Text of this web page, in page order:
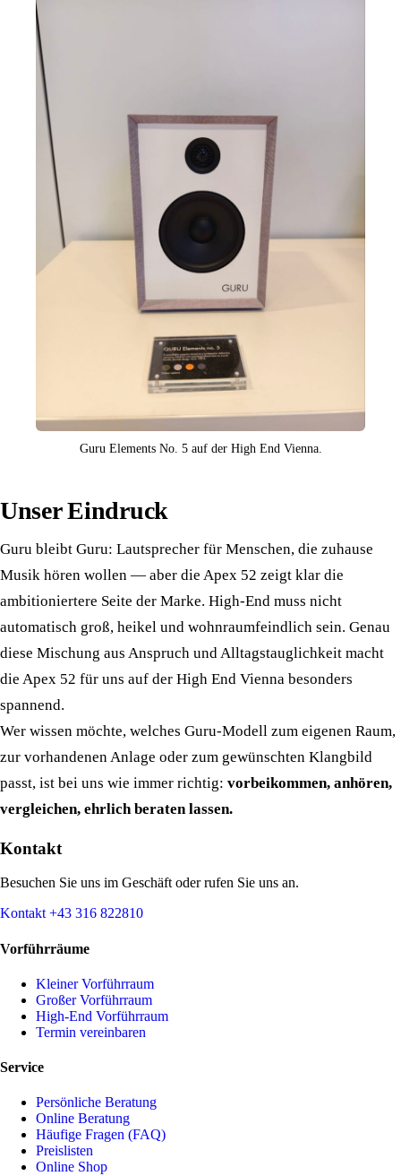
Guru Elements No. 5 auf der High End Vienna.
Unser Eindruck
Guru bleibt Guru: Lautsprecher für Menschen, die zuhause
Musik hören wollen — aber die Apex 52 zeigt klar die
ambitioniertere Seite der Marke. High-End muss nicht
automatisch groß, heikel und wohnraumfeindlich sein. Genau
diese Mischung aus Anspruch und Alltagstauglichkeit macht
die Apex 52 für uns auf der High End Vienna besonders
spannend.
Wer wissen möchte, welches Guru-Modell zum eigenen Raum,
zur vorhandenen Anlage oder zum gewünschten Klangbild
passt, ist bei uns wie immer richtig: vorbeikommen, anhören,
vergleichen, ehrlich beraten lassen.
Kontakt
Besuchen Sie uns im Geschäft oder rufen Sie uns an.
Kontakt +43 316 822810
Vorführräume
Kleiner Vorführraum
Großer Vorführraum
High-End Vorführraum
Termin vereinbaren
Service
Persönliche Beratung
Online Beratung
Häufige Fragen (FAQ)
Preislisten
Online Shop